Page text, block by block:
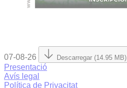
07-08-26 Descarregar (14.95 MB)
Presentació
Avís legal
Política de Privacitat